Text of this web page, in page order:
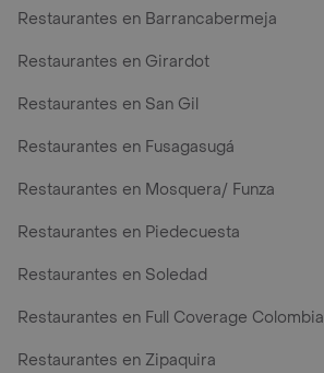
Restaurantes en Barrancabermeja
Restaurantes en Girardot
Restaurantes en San Gil
Restaurantes en Fusagasugá
Restaurantes en Mosquera/ Funza
Restaurantes en Piedecuesta
Restaurantes en Soledad
Restaurantes en Full Coverage Colombia
Restaurantes en Zipaquira